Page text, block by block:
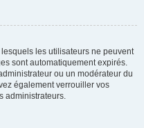
les utilisateurs ne peuvent
sont automatiquement expirés.
ou un modérateur du
également verrouiller vos
administrateurs.